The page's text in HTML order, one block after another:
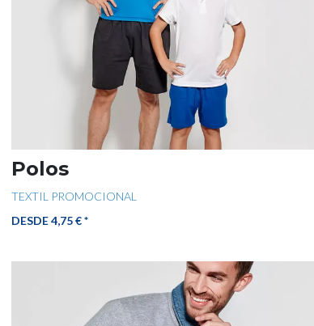
Polos
TEXTIL PROMOCIONAL
DESDE 4,75 € *